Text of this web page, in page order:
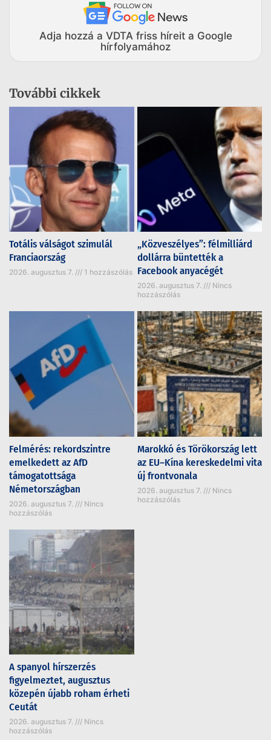
Adja hozzá a VDTA friss híreit a Google
hírfolyamához
További cikkek
Totális válságot szimulál
Franciaország
2026. augusztus 7. 1 hozzászólás
„Közveszélyes”: félmilliárd
dollárra büntették a
Facebook anyacégét
2026. augusztus 7.
Nincs
hozzászólás
Felmérés: rekordszintre
emelkedett az AfD
támogatottsága
Németországban
2026. augusztus 7.
Nincs
hozzászólás
Marokkó és Törökország lett
az EU–Kína kereskedelmi vita
új frontvonala
2026. augusztus 7.
Nincs
hozzászólás
A spanyol hírszerzés
figyelmeztet, augusztus
közepén újabb roham érheti
Ceutát
2026. augusztus 7.
Nincs
hozzászólás